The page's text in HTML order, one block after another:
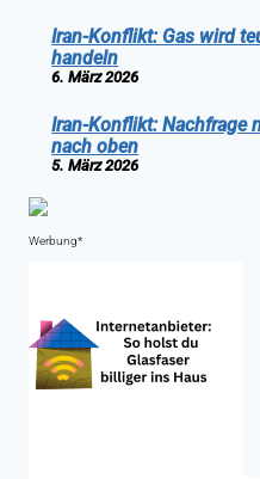
Iran-Konflikt: Gas wird
handeln
6. März 2026
Iran-Konflikt: Nachfrage
nach oben
5. März 2026
Werbung*